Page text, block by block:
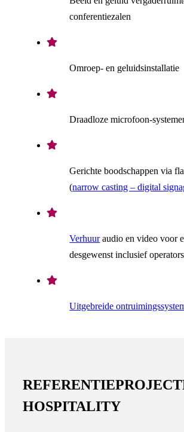
conferentiezalen
Omroep- en geluidsinstallatie
Draadloze microfoon-
Gerichte boodschappen via
(narrow casting – digital
Verhuuraudio en video voor
desgewenst inclusief operators
Uitgebreide
HOSPITALITY